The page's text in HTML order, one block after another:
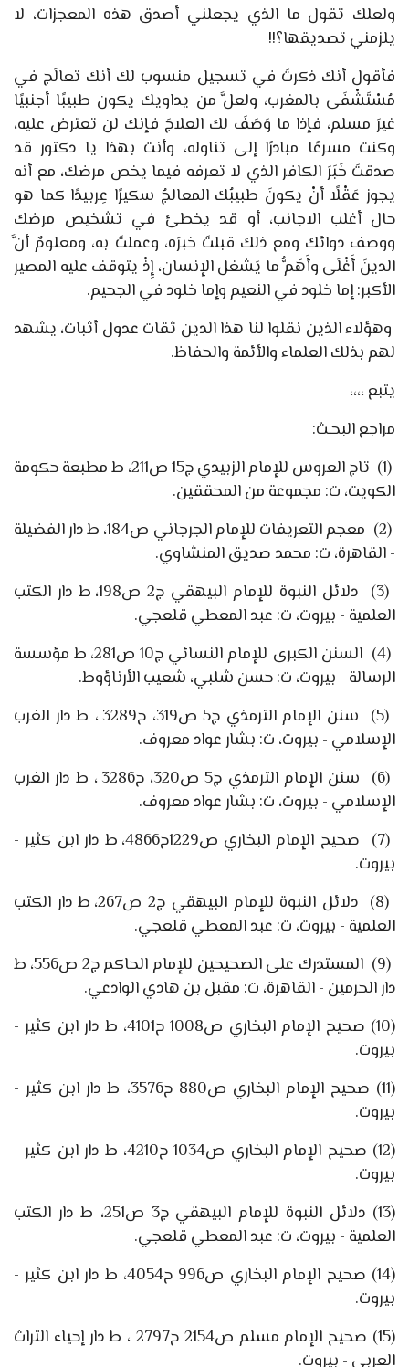
ولعلك تقول ما الذي يجعلني أصدق هذه المعجزات، لا
يلزمني تصديقها؟!!
فأقول أنك ذكرتَ في تسجيل منسوب لك أنك تعالَج في
مُسْتَشْفَى بالمغرب، ولعلَّ من يداويك يكون طبيبًا أجنبيًا
غيرَ مسلم، فإذا ما وَصَفَ لك العلاجَ فإنك لن تعترض عليه،
وكنت مسرعًا مبادرًا إلى تناوله، وأنت بهذا يا دكتور قد
صدقتَ خَبَرَ الكافر الذي لا تعرفه فيما يخص مرضك، مع أنه
يجوز عَقْلًا أنْ يكونَ طبيبُك المعالجُ سكيرًا عِربيدًا كما هو
حال أغلب الاجانب، أو قد يخطئ في تشخيص مرضك
ووصف دوائك ومع ذلك قبلتَ خبرَه، وعملتَ به، ومعلومٌ أنَّ
الدينَ أَغْلَى وأَهَمُّ ما يَشغل الإنسان، إِذْ يتوقف عليه المصير
الأكبر: إما خلود في النعيم وإما خلود في الجحيم.
وهؤلاء الذين نقلوا لنا هذا الدين ثقات عدول أثبات، يشهد
لهم بذلك العلماء والأئمة والحفاظ.
يتبع ،،،،
مراجع البحـث:
(1)
تاج العروس للإمام الزبيدي ج15ص211، ط مطبعة حكومة
الكويت، ت: مجموعة من المحققين.
(2)
معجم التعريفات للإمام الجرجاني ص184، ط دار الفضيلة
- القاهرة، ت: محمد صديق المنشاوي.
(3)
دلائل النبوة للإمام البيهقي ج2 ص198، ط دار الكتب
العلمية - بيروت، ت: عبد المعطي قلعجي.
(4)
السنن الكبرى للإمام النسائي ج10ص281، ط مؤسسة
الرسالة - بيروت، ت: حسن شلبي، شعيب الأرناؤوط.
(5)
سنن الإمام الترمذي ج5ص319، ح3289 ، ط دار الغرب
الإسلامي - بيروت، ت: بشار عواد معروف.
(6)
سنن الإمام الترمذي ج5ص320، ح3286 ، ط دار الغرب
الإسلامي - بيروت، ت: بشار عواد معروف.
(7)
صحيح الإمام البخاري ص1229ح4866، ط دار ابن كثير -
بيروت.
(8)
دلائل النبوة للإمام البيهقي ج2ص267، ط دار الكتب
العلمية - بيروت، ت: عبد المعطي قلعجي.
(9)
المستدرك على الصحيحين للإمام الحاكم ج2 ص556، ط
دار الحرمين - القاهرة، ت: مقبل بن هادي الوادعي.
(10)
صحيح الإمام البخاري ص1008ح4101، ط دار ابن كثير -
بيروت.
(11)
صحيح الإمام البخاري ص880 ح3576، ط دار ابن كثير -
بيروت.
(12)
صحيح الإمام البخاري ص1034ح4210، ط دار ابن كثير -
بيروت.
(13)
دلائل النبوة للإمام البيهقي ج3 ص251، ط دار الكتب
العلمية - بيروت، ت: عبد المعطي قلعجي.
(14)
صحيح الإمام البخاري ص996 ح4054، ط دار ابن كثير -
بيروت.
(15)
صحيح الإمام مسلم ص2154 ح2797 ، ط دار إحياء التراث
العربي - بيروت.